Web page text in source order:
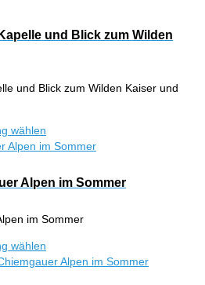
Varianten
auf.
können
Produktseite
gewählt
und Blick zum Wilden
und Blick zum Wilden Kaiser und
wählen
Produkt
mehrere
Varianten
Die
können
auf
Alpen im Sommer
im Sommer
wählen
Produkt